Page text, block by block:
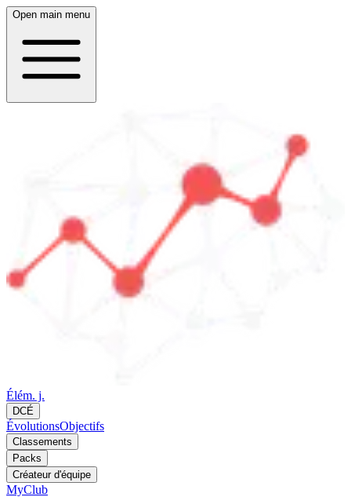
Open main menu
Élém. j.
DCÉ
ÉvolutionsObjectifs
Classements
Packs
Créateur d'équipe
MyClub